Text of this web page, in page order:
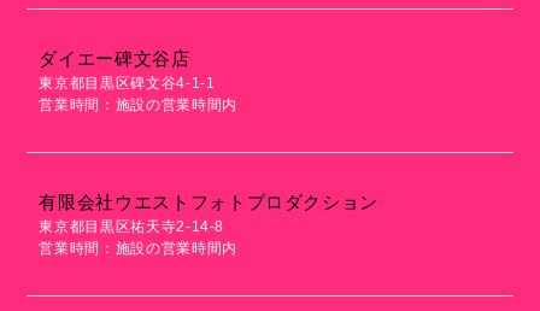
ダイエー碑文谷店
東京都目黒区碑文谷4-1-1
営業時間：施設の営業時間内
有限会社ウエストフォトプロダクション
東京都目黒区祐天寺2-14-8
営業時間：施設の営業時間内